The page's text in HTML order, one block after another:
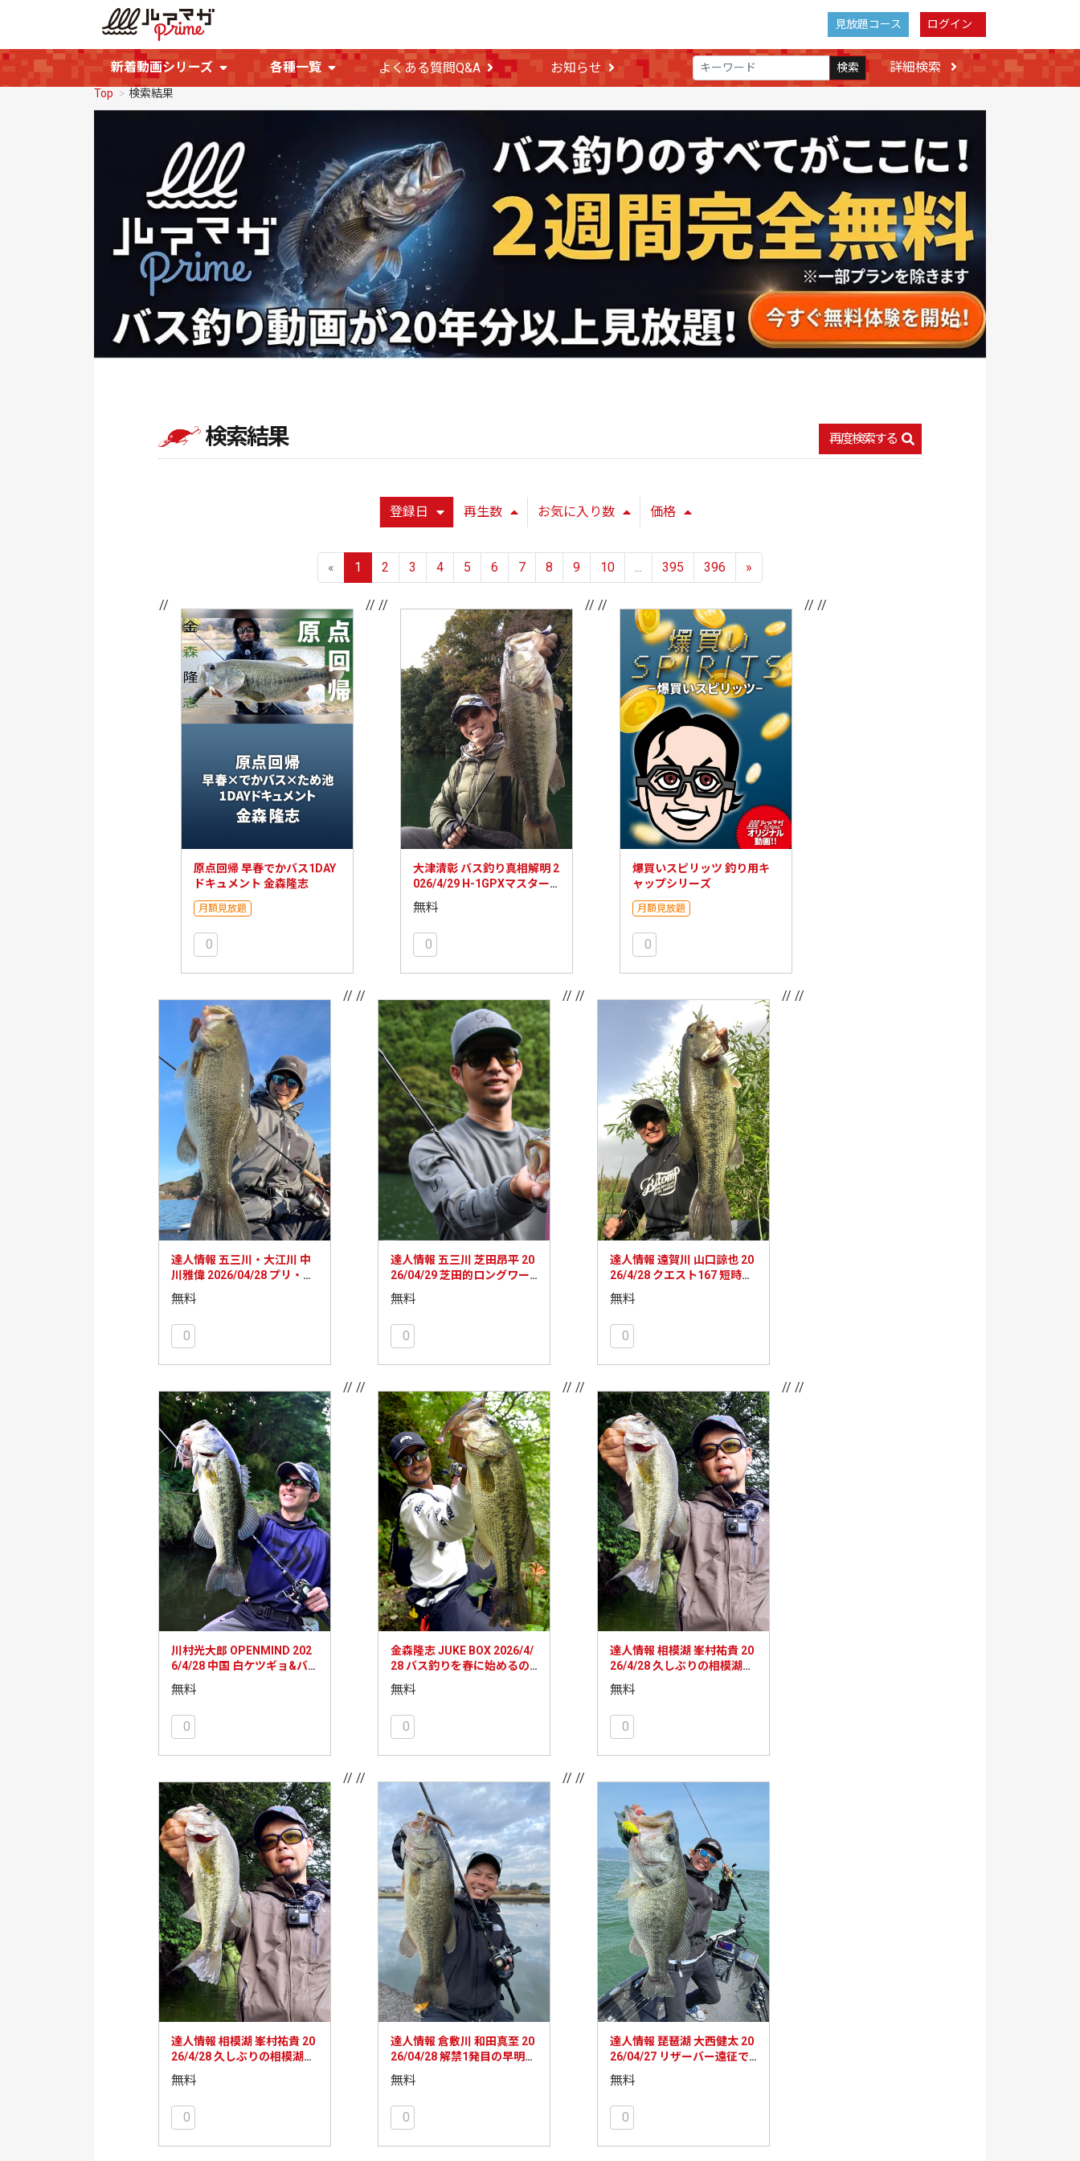
見放題コース ログイン
新着動画シリーズ 各種一覧 よくある質問Q&A お知らせ 検索 詳細検索
Top 検索結果
検索結果 再度検索する
登録日 再生数 お気に入り数 価格
« 1 2 3 4 5 6 7 8 9 10 ... 395 396 »
// //
原点回帰 早春でかバス1DAY
ドキュメント 金森隆志
月額見放題
0
// //
大津清彰 バス釣り真相解明 2
026/4/29 H-1GPXマスター
ズカップ新利根川 総括
無料
0
// //
爆買いスピリッツ 釣り用キ
ャップシリーズ
月額見放題
0
// //
達人情報 五三川・大江川 中
川雅偉 2026/04/28 プリ・ポ
ストスポーンの長良川
無料
0
// //
達人情報 五三川 芝田昂平 20
26/04/29 芝田的ロングワー
ムの使い分け
無料
0
// //
達人情報 遠賀川 山口諒也 20
26/4/28 クエスト167 短時間
おかっぱり釣行が好調！
無料
0
// //
川村光大郎 OPENMIND 202
6/4/28 中国 白ケツギョ&バ
ラマンディ釣行
無料
0
// //
金森隆志 JUKE BOX 2026/4/
28 バス釣りを春に始めるの
は？
無料
0
// //
達人情報 相模湖 峯村祐貴 20
26/4/28 久しぶりの相模湖情
報
無料
0
// //
達人情報 相模湖 峯村祐貴 20
26/4/28 久しぶりの相模湖情
報
無料
0
// //
達人情報 倉敷川 和田真至 20
26/04/28 解禁1発目の早明浦
ダムへ
無料
0
// //
達人情報 琵琶湖 大西健太 20
26/04/27 リザーバー遠征で
ゾワゾワ炸裂！
無料
0